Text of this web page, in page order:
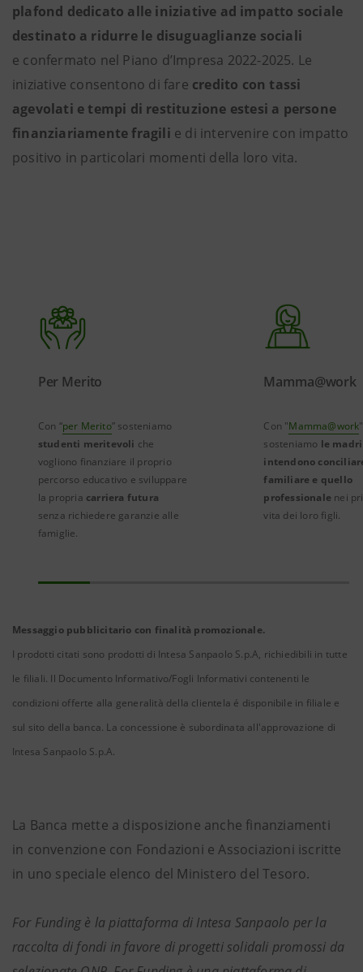
plafond dedicato alle iniziative ad impatto sociale
destinato a ridurre le disuguaglianze sociali
e confermato nel Piano d’Impresa 2022-2025. Le
iniziative consentono di fare credito con tassi
agevolati e tempi di restituzione estesi a persone
finanziariamente fragili e di intervenire con impatto
positivo in particolari momenti della loro vita.
Per Merito
Con “per Merito” sosteniamo
studenti meritevoli che
vogliono finanziare il proprio
percorso educativo e sviluppare
la propria carriera futura
senza richiedere garanzie alle
famiglie.
Mamma@work
Con "Mamma@work"
sosteniamo le
intendono
familiare e quello
professionale nei
vita dei loro figli.
Messaggio pubblicitario con finalità promozionale.
I prodotti citati sono prodotti di Intesa Sanpaolo S.p.A, richiedibili in tutte
le filiali. Il Documento Informativo/Fogli Informativi contenenti le
condizioni offerte alla generalità della clientela é disponibile in filiale e
sul sito della banca. La concessione è subordinata all'approvazione di
Intesa Sanpaolo S.p.A.
La Banca mette a disposizione anche finanziamenti
in convenzione con Fondazioni e Associazioni iscritte
in uno speciale elenco del Ministero del Tesoro.
For Funding è la piattaforma di Intesa Sanpaolo per la
raccolta di fondi in favore di progetti solidali promossi da